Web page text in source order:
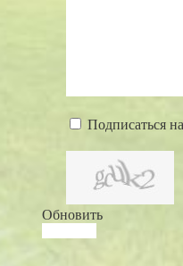
Подписаться
Обновить